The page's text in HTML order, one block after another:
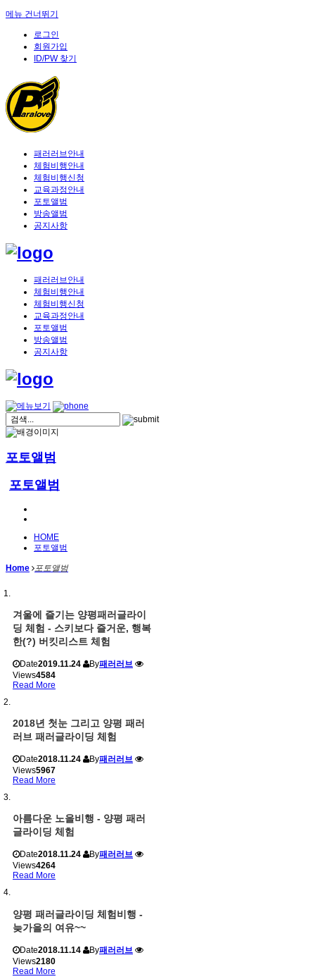
메뉴 건너뛰기
로그인
회원가입
ID/PW 찾기
패러러브안내
체험비행안내
체험비행신청
교육과정안내
포토앨범
방송앨범
공지사항
패러러브안내
체험비행안내
체험비행신청
교육과정안내
포토앨범
방송앨범
공지사항
포토앨범
포토앨범
HOME
포토앨범
Home 포토앨범
겨울에 즐기는 양평패러글라이
딩 체험 - 스키보다 즐거운, 행복
한(?) 버킷리스트 체험
Date2019.11.24 By패러러브
Views4584
Read More
2018년 첫눈 그리고 양평 패러
러브 패러글라이딩 체험
Date2018.11.24 By패러러브
Views5967
Read More
아름다운 노을비행 - 양평 패러
글라이딩 체험
Date2018.11.24 By패러러브
Views4264
Read More
양평 패러글라이딩 체험비행 -
늦가을의 여유~~
Date2018.11.14 By패러러브
Views2180
Read More